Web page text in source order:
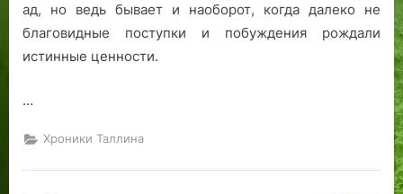
ад, но ведь бывает и наоборот, когда далеко не
благовидные поступки и побуждения рождали
истинные ценности.
…
Хроники Таллина